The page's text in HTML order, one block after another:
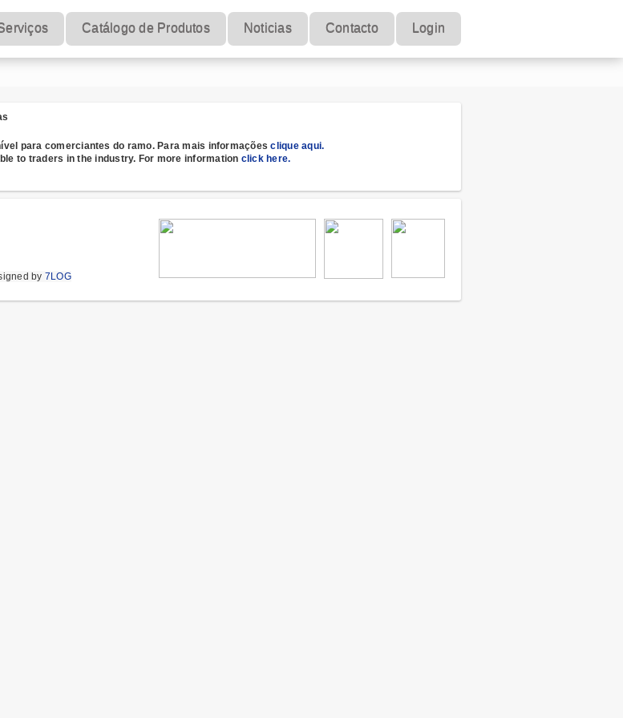
Catálogo de Produtos Noticias Contacto Login
para comerciantes do ramo. Para mais informaçõesclique aqui.
to traders in the industry. For more information click here.
by 7LOG